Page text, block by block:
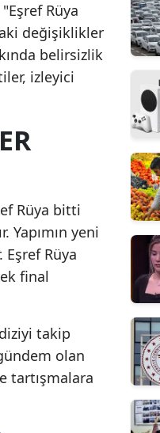
Rüya
değişiklikler
belirsizlik
izleyici
Rüya bitti
yeni
Rüya
final
takip
olan
tartışmalara